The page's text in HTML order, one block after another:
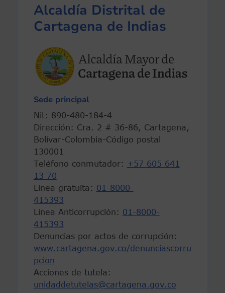
Alcaldía Distrital de
Cartagena de Indias
Sede principal
Nit: 890-480-184-4
Dirección: Cra. 2 # 36-86, Cartagena,
Bolívar-Colombia-Código postal
130001
Teléfono conmutador: +57 605 641
13 70
Línea gratuita: 01-8000-
415393
Línea Anticorrupción: 01-8000-
415393
Denuncias por actos de corrupción:
www.cartagena.gov.co/denunciascorru
pcion
Acciones de tutela:
unidaddetutelas@cartagena.gov.co